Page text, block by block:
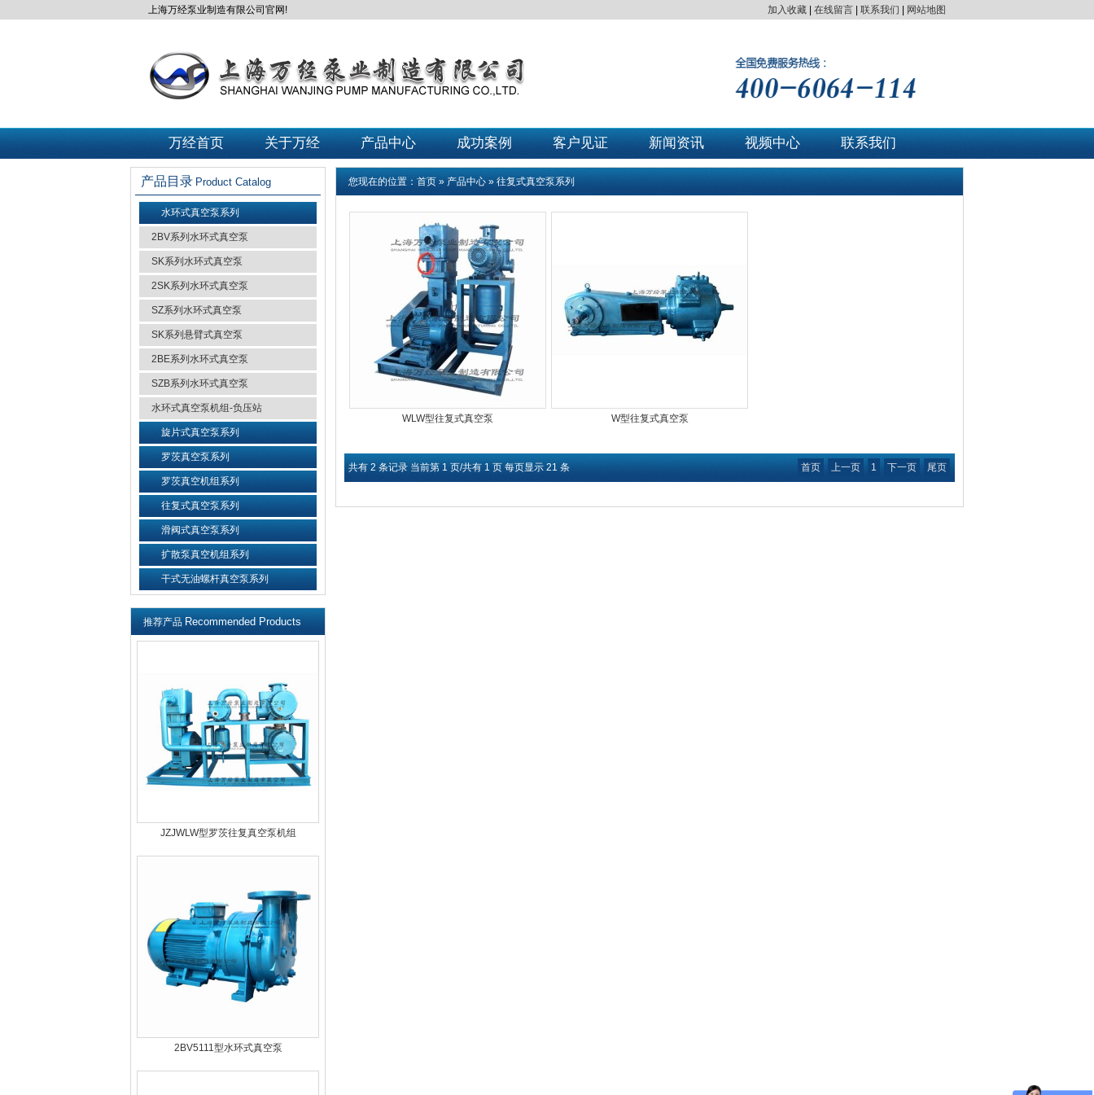
加入收藏 在线留言 联系我们 网站地图
上海万经泵业制造有限公司官网!
万经首页 关于万经 产品中心 成功案例 客户见证 新闻资讯 视频中心 联系我们
产品目录 Product Catalog
水环式真空泵系列
2BV系列水环式真空泵
SK系列水环式真空泵
2SK系列水环式真空泵
SZ系列水环式真空泵
SK系列悬臂式真空泵
2BE系列水环式真空泵
SZB系列水环式真空泵
水环式真空泵机组-负压站
旋片式真空泵系列
罗茨真空泵系列
罗茨真空机组系列
往复式真空泵系列
滑阀式真空泵系列
扩散泵真空机组系列
干式无油螺杆真空泵系列
推荐产品 Recommended Products
JZJWLW型罗茨往复真空泵机组
2BV5111型水环式真空泵
您现在的位置： 首页 » 产品中心 » 往复式真空泵系列
WLW型往复式真空泵 W型往复式真空泵
共有 2 条记录 当前第 1 页/共有 1 页 每页显示 21 条 首页 上一页 1 下一页 尾页